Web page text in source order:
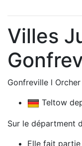
Villes
Gonfreville l
Teltow
Sur le départment
Elle fait